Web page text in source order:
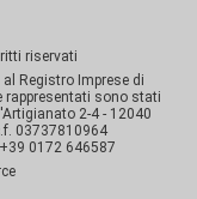
riservati
Registro Imprese di
rappresentati sono stati
2-4 - 12040
03737810964
0172 646587